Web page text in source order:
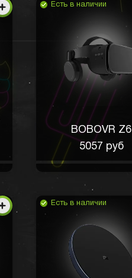
Есть в наличии
BOBOVR Z6
5057 руб
Есть в наличии